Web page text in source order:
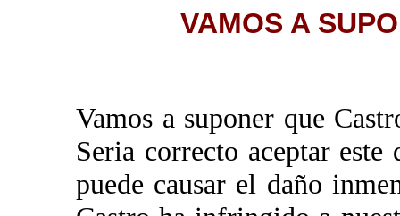
VAMOS A
Vamos a suponer que
Seria correcto aceptar
puede causar el daño